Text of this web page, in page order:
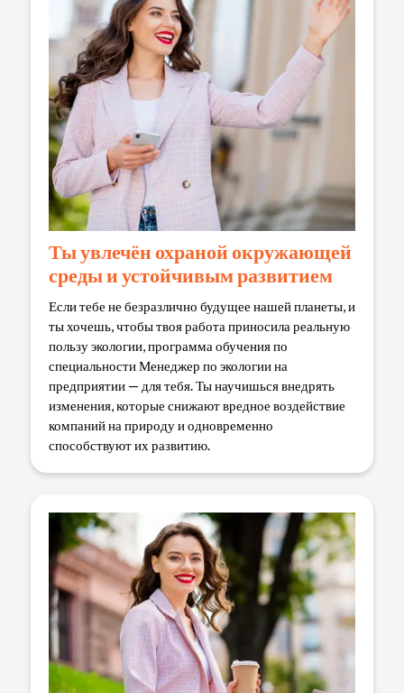
Ты увлечён охраной окружающей
среды и устойчивым развитием
Если тебе не безразлично будущее нашей планеты, и
ты хочешь, чтобы твоя работа приносила реальную
пользу экологии, программа обучения по
специальности Менеджер по экологии на
предприятии — для тебя. Ты научишься внедрять
изменения, которые снижают вредное воздействие
компаний на природу и одновременно
способствуют их развитию.